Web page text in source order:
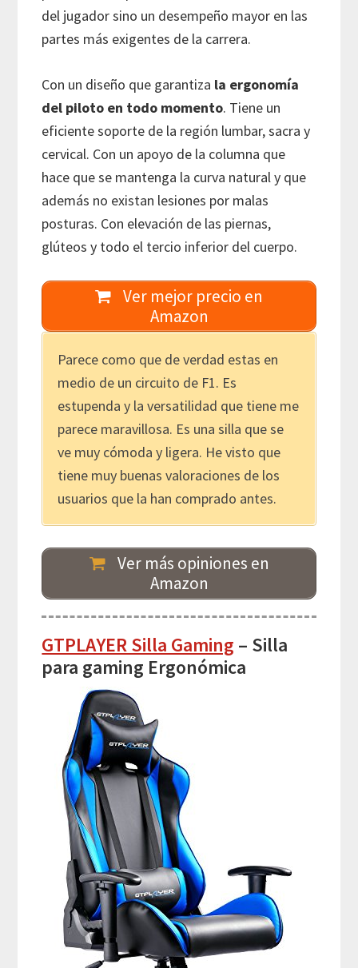
del jugador sino un desempeño mayor en las
partes más exigentes de la carrera.
Con un diseño que garantiza la ergonomía
del piloto en todo momento. Tiene un
eficiente soporte de la región lumbar, sacra y
cervical. Con un apoyo de la columna que
hace que se mantenga la curva natural y que
además no existan lesiones por malas
posturas. Con elevación de las piernas,
glúteos y todo el tercio inferior del cuerpo.
Ver mejor precio en
Amazon
Parece como que de verdad estas en
medio de un circuito de F1. Es
estupenda y la versatilidad que tiene me
parece maravillosa. Es una silla que se
ve muy cómoda y ligera. He visto que
tiene muy buenas valoraciones de los
usuarios que la han comprado antes.
Ver más opiniones en
Amazon
GTPLAYER Silla Gaming – Silla
para gaming Ergonómica